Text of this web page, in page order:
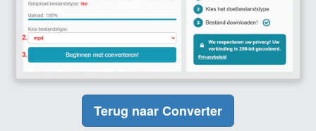
Terug naar Converter